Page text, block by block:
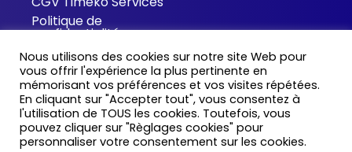
Politique de
confidentialité
Cookies
Contact
Blog
Support
Tarifs
Nous utilisons des cookies sur notre site Web pour
vous offrir l'expérience la plus pertinente en
mémorisant vos préférences et vos visites répétées.
En cliquant sur "Accepter tout", vous consentez à
l'utilisation de TOUS les cookies. Toutefois, vous
pouvez cliquer sur "Règlages cookies" pour
personnaliser votre consentement sur les cookies.